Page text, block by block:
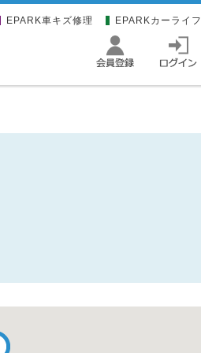
EPARK車キズ修理 EPARKカーライフ